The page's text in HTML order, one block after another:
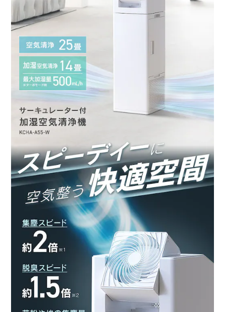
首振りモード：30°60°90°の3段階
切タイマー：2・4・8時間の3段階
加湿：ON/OFF操作
空気清浄：静音・標準・ターボ・自動の４モード
◆省スペース設計
幅約27cmのスリムボディ。
圧迫感のないサイズ感で、置き場所に困りません。